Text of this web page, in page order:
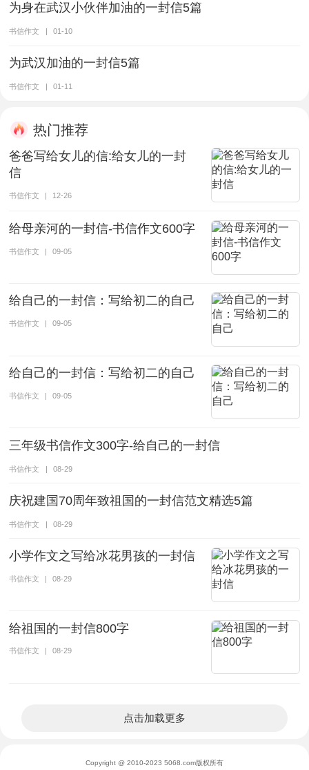
为身在武汉小伙伴加油的一封信5篇
书信作文 | 01-10
为武汉加油的一封信5篇
书信作文 | 01-11
热门推荐
爸爸写给女儿的信:给女儿的一封
信
书信作文 | 12-26
给母亲河的一封信-书信作文600字
书信作文 | 09-05
给自己的一封信：写给初二的自己
书信作文 09-05
给自己的一封信：写给初二的自己
书信作文 | 09-05
三年级书信作文300字-给自己的一封信
书信作文 | 08-29
庆祝建国70周年致祖国的一封信范文精选5篇
书信作文 | 08-29
小学作文之写给冰花男孩的一封信
书信作文 | 08-29
给祖国的一封信800字
书信作文 08-29
点击加载更多
Copyright @ 2010-2023 5068.com版权所有